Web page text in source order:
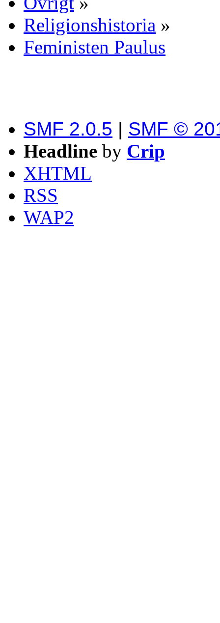
Religionshistoria »
Feministen Paulus
SMF 2.0.5 | SMF ©
Headline by Crip
XHTML
RSS
WAP2